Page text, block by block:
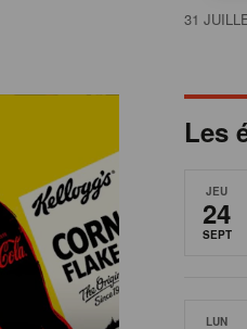
31
Les
JEU
24
SEPT
LUN